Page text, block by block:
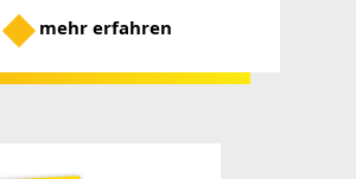
mehr erfahren